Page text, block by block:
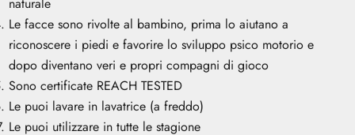
naturale
Le facce sono rivolte al bambino, prima lo aiutano a
riconoscere i piedi e favorire lo sviluppo psico motorio e
dopo diventano veri e propri compagni di gioco
Sono certificate REACH TESTED
Le puoi lavare in lavatrice (a freddo)
Le puoi utilizzare in tutte le stagione